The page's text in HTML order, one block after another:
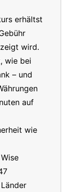
erhältst
wird.
wie bei
– und
auf
wie